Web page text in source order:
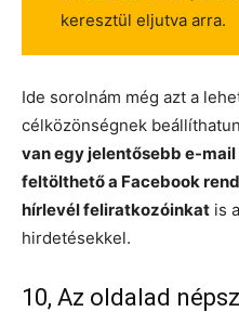
keresztül eljutva arra.
Ide sorolnám még azt a
célközönségnek
van egy jelentősebb e-
feltölthető a Facebook
hírlevél feliratkozóinkat is
hirdetésekkel.
10, Az oldalad